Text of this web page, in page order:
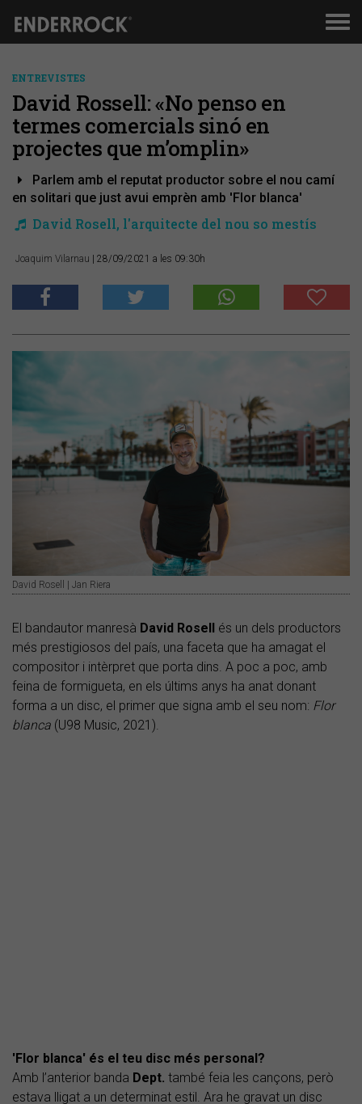
ENTREVISTES
David Rossell: «No penso en
termes comercials sinó en
projectes que m’omplin»
Parlem amb el reputat productor sobre el nou camí
en solitari que just avui emprèn amb 'Flor blanca'
David Rosell, l'arquitecte del nou so mestís
Joaquim Vilarnau | 28/09/2021 a les 09:30h
David Rosell | Jan Riera
El bandautor manresà David Rosell
és un dels productors
més prestigiosos del país, una faceta que ha amagat el
compositor i intèrpret que porta dins. A poc a poc, amb
feina de formigueta, en els últims anys ha anat donant
forma a un disc, el primer que signa amb el seu nom: Flor
blanca (U98 Music, 2021).
'Flor blanca' és el teu disc més personal?
Amb l’anterior banda Dept. també feia les cançons, però
estava lligat a un determinat estil. Ara he gravat un disc